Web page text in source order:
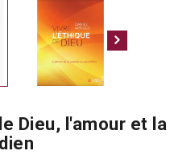
Dieu, l'amour et la